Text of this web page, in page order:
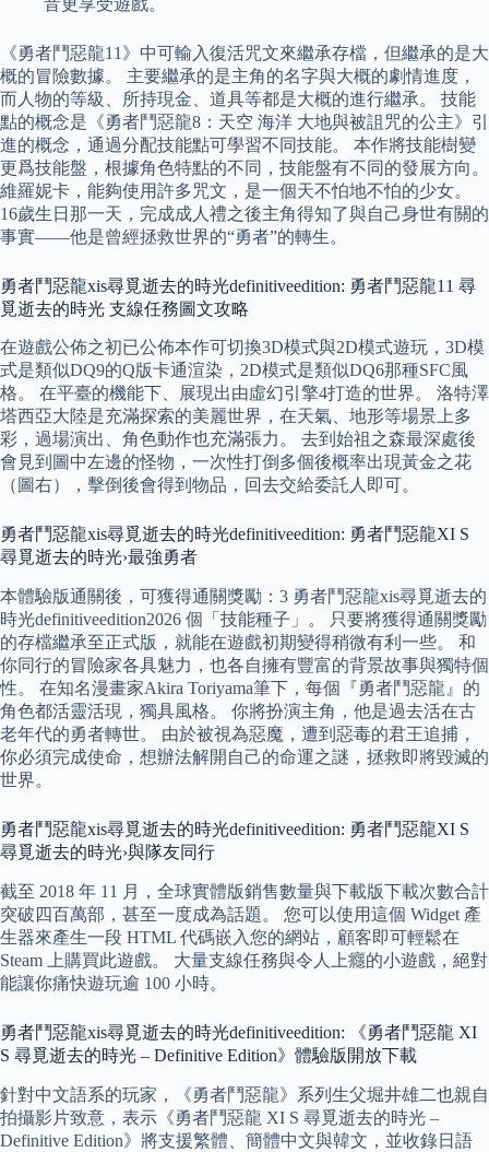
《勇者鬥惡龍11》中可輸入復活咒文來繼承存檔，但繼承的是大
概的冒險數據。 主要繼承的是主角的名字與大概的劇情進度，
而人物的等級、所持現金、道具等都是大概的進行繼承。 技能
點的概念是《勇者鬥惡龍8：天空 海洋 大地與被詛咒的公主》引
進的概念，通過分配技能點可學習不同技能。 本作將技能樹變
更爲技能盤，根據角色特點的不同，技能盤有不同的發展方向。
維羅妮卡，能夠使用許多咒文，是一個天不怕地不怕的少女。
16歲生日那一天，完成成人禮之後主角得知了與自己身世有關的
事實——他是曾經拯救世界的“勇者”的轉生。
勇者鬥惡龍xis尋覓逝去的時光definitiveedition: 勇者鬥惡龍11 尋
覓逝去的時光 支線任務圖文攻略
在遊戲公佈之初已公佈本作可切換3D模式與2D模式遊玩，3D模
式是類似DQ9的Q版卡通渲染，2D模式是類似DQ6那種SFC風
格。 在平臺的機能下、展現出由虛幻引擎4打造的世界。 洛特澤
塔西亞大陸是充滿探索的美麗世界，在天氣、地形等場景上多
彩，過場演出、角色動作也充滿張力。 去到始祖之森最深處後
會見到圖中左邊的怪物，一次性打倒多個後概率出現黃金之花
（圖右），擊倒後會得到物品，回去交給委託人即可。
勇者鬥惡龍xis尋覓逝去的時光definitiveedition: 勇者鬥惡龍XI S
尋覓逝去的時光›最強勇者
本體驗版通關後，可獲得通關獎勵：3 勇者鬥惡龍xis尋覓逝去的
時光definitiveedition2026 個「技能種子」。 只要將獲得通關獎勵
的存檔繼承至正式版，就能在遊戲初期變得稍微有利一些。 和
你同行的冒險家各具魅力，也各自擁有豐富的背景故事與獨特個
性。 在知名漫畫家Akira Toriyama筆下，每個『勇者鬥惡龍』的
角色都活靈活現，獨具風格。 你將扮演主角，他是過去活在古
老年代的勇者轉世。 由於被視為惡魔，遭到惡毒的君王追捕，
你必須完成使命，想辦法解開自己的命運之謎，拯救即將毀滅的
世界。
勇者鬥惡龍xis尋覓逝去的時光definitiveedition: 勇者鬥惡龍XI S
尋覓逝去的時光›與隊友同行
截至 2018 年 11 月，全球實體版銷售數量與下載版下載次數合計
突破四百萬部，甚至一度成為話題。 您可以使用這個 Widget 產
生器來產生一段 HTML 代碼嵌入您的網站，顧客即可輕鬆在
Steam 上購買此遊戲。 大量支線任務與令人上癮的小遊戲，絕對
能讓你痛快遊玩逾 100 小時。
勇者鬥惡龍xis尋覓逝去的時光definitiveedition: 《勇者鬥惡龍 XI
S 尋覓逝去的時光 – Definitive Edition》體驗版開放下載
針對中文語系的玩家，《勇者鬥惡龍》系列生父堀井雄二也親自
拍攝影片致意，表示《勇者鬥惡龍 XI S 尋覓逝去的時光 –
Definitive Edition》將支援繁體、簡體中文與韓文，並收錄日語